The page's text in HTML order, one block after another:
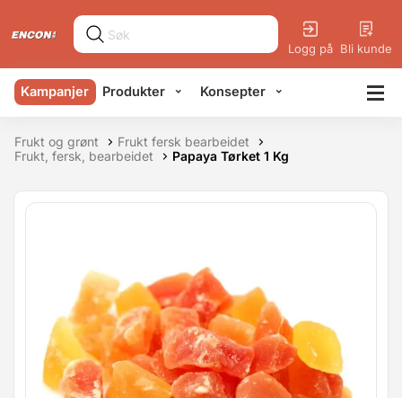
Logg på Bli kunde
Kampanjer Produkter Konsepter
Frukt og grønt
Frukt fersk bearbeidet
Frukt, fersk, bearbeidet
Papaya Tørket 1 Kg